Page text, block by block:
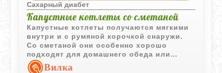
Сахарный диабет
Капустные котлеты со сметаной
Капустные котлеты получаются мягкими
внутри и с румяной корочкой снаружи.
Со сметаной они особенно хорошо
подходят для домашнего обеда или
легкого ужина.
Вилка